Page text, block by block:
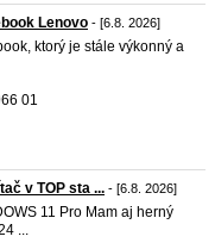
Lenovo - [6.8. 2026]
ktorý je stále výkonný a
01
v TOP sta ... - [6.8. 2026]
11 Pro Mam aj herný
...